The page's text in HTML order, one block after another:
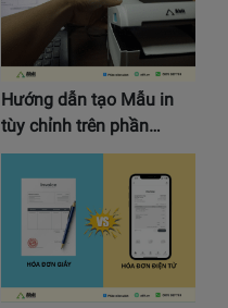
Hướng dẫn tạo Mẫu in
tùy chỉnh trên phần…